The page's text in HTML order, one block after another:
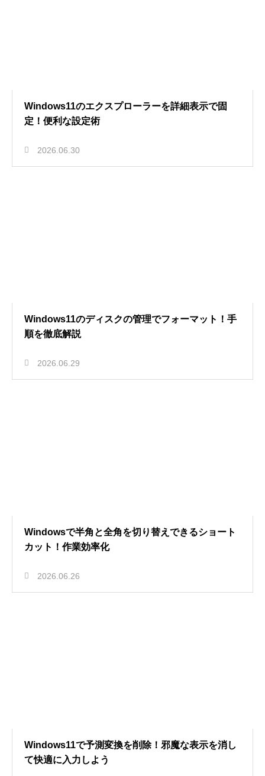
Windows11のエクスプローラーを詳細表示で固
定！便利な設定術
2026.06.30
Windows11のディスクの管理でフォーマット！手
順を徹底解説
2026.06.29
Windowsで半角と全角を切り替えできるショート
カット！作業効率化
2026.06.26
Windows11で予測変換を削除！邪魔な表示を消し
て快適に入力しよう